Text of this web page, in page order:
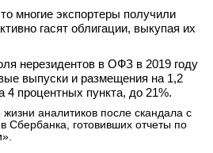
многие экспортеры получили
гасят облигации, выкупая их
нерезидентов в ОФЗ в 2019 году
выпуски и размещения на 1,2
4 процентных пункта, до 21%.
аналитиков после скандала с
Сбербанка, готовивших отчеты по